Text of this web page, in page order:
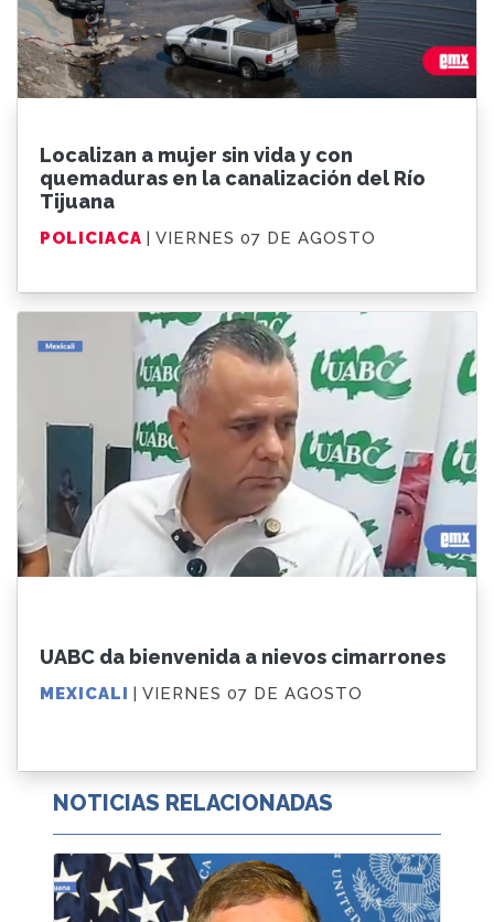
Localizan a mujer sin vida y con
quemaduras en la canalización del Río
Tijuana
POLICIACA | VIERNES 07 DE AGOSTO
UABC da bienvenida a nievos cimarrones
MEXICALI | VIERNES 07 DE AGOSTO
NOTICIAS RELACIONADAS